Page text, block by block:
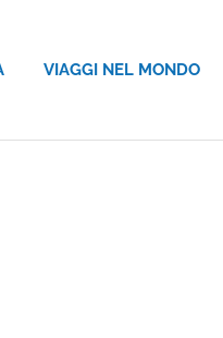
VIAGGI NEL MONDO